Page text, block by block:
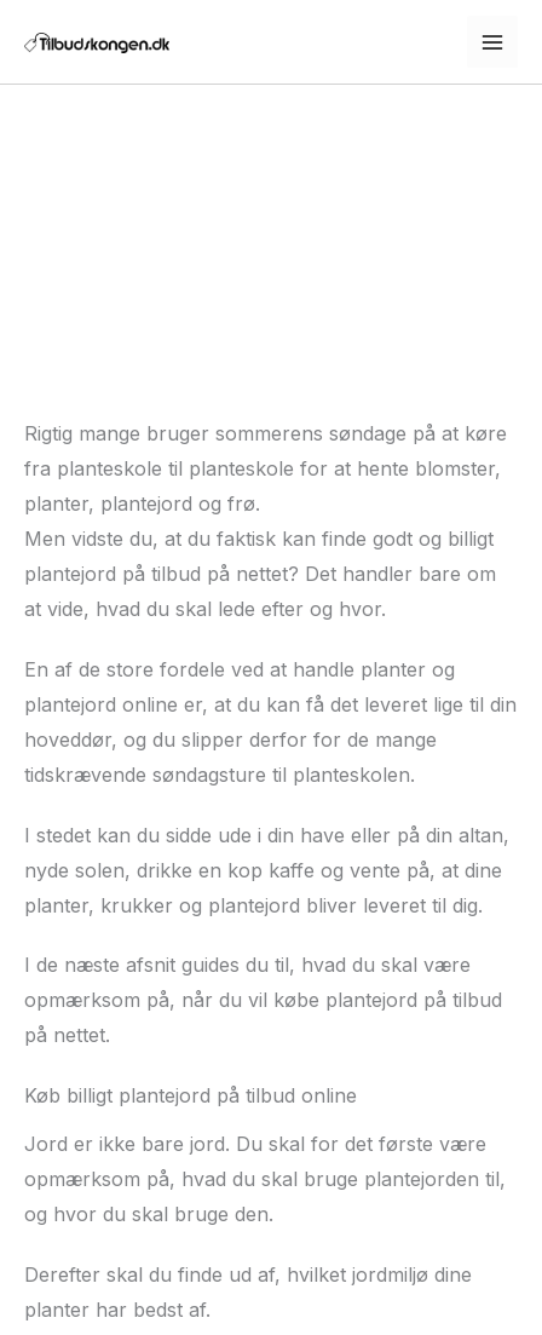
indholdet
Rigtig mange bruger sommerens søndage på at køre
fra planteskole til planteskole for at hente blomster,
planter, plantejord og frø.
Men vidste du, at du faktisk kan finde godt og billigt
plantejord på tilbud på nettet? Det handler bare om
at vide, hvad du skal lede efter og hvor.
En af de store fordele ved at handle planter og
plantejord online er, at du kan få det leveret lige til din
hoveddør, og du slipper derfor for de mange
tidskrævende søndagsture til planteskolen.
I stedet kan du sidde ude i din have eller på din altan,
nyde solen, drikke en kop kaffe og vente på, at dine
planter, krukker og plantejord bliver leveret til dig.
I de næste afsnit guides du til, hvad du skal være
opmærksom på, når du vil købe plantejord på tilbud
på nettet.
Køb billigt plantejord på tilbud online
Jord er ikke bare jord. Du skal for det første være
opmærksom på, hvad du skal bruge plantejorden til,
og hvor du skal bruge den.
Derefter skal du finde ud af, hvilket jordmiljø dine
planter har bedst af.